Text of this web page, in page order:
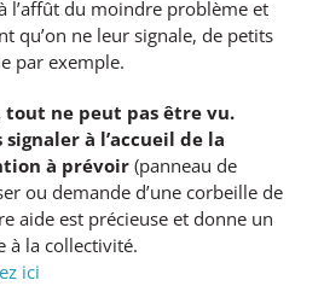
l’affût du moindre problème et
qu’on ne leur signale, de petits
par exemple.
ne peut pas être vu.
signaler à l’accueil de la
à prévoir (panneau de
ou demande d’une corbeille de
aide est précieuse et donne un
à la collectivité.
ici